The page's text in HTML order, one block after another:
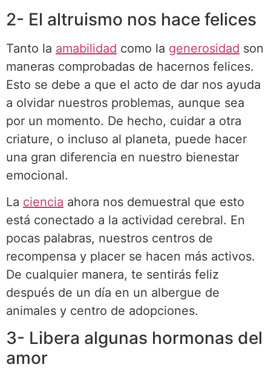
2- El altruismo nos hace felices
Tanto la amabilidad como la generosidad son
maneras comprobadas de hacernos felices.
Esto se debe a que el acto de dar nos ayuda
a olvidar nuestros problemas, aunque sea
por un momento. De hecho, cuidar a otra
criature, o incluso al planeta, puede hacer
una gran diferencia en nuestro bienestar
emocional.
La ciencia ahora nos demuestral que esto
está conectado a la actividad cerebral. En
pocas palabras, nuestros centros de
recompensa y placer se hacen más activos.
De cualquier manera, te sentirás feliz
después de un día en un albergue de
animales y centro de adopciones.
3- Libera algunas hormonas del
amor